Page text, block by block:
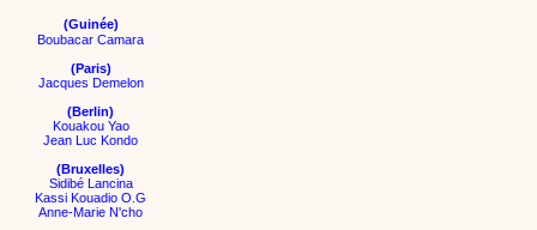
(Guinée)
Boubacar Camara
(Paris)
Jacques Demelon
(Berlin)
Kouakou Yao
Jean Luc Kondo
(Bruxelles)
Sidibé Lancina
Kassi Kouadio O.G
Anne-Marie N'cho